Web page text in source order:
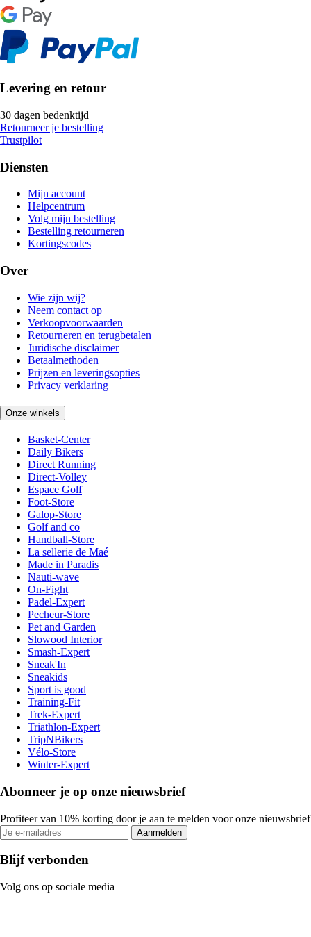
Levering en retour
30 dagen bedenktijd
Retourneer je bestelling
Trustpilot
Diensten
Mijn account
Helpcentrum
Volg mijn bestelling
Bestelling retourneren
Kortingscodes
Over
Wie zijn wij?
Neem contact op
Verkoopvoorwaarden
Retourneren en terugbetalen
Juridische disclaimer
Betaalmethoden
Prijzen en leveringsopties
Privacy verklaring
Onze winkels
Basket-Center
Daily Bikers
Direct Running
Direct-Volley
Espace Golf
Foot-Store
Galop-Store
Golf and co
Handball-Store
La sellerie de Maé
Made in Paradis
Nauti-wave
On-Fight
Padel-Expert
Pecheur-Store
Pet and Garden
Slowood Interior
Smash-Expert
Sneak'In
Sneakids
Sport is good
Training-Fit
Trek-Expert
Triathlon-Expert
TripNBikers
Vélo-Store
Winter-Expert
Abonneer je op onze nieuwsbrief
Profiteer van 10% korting door je aan te melden voor onze nieuwsbrief
Aanmelden
Blijf verbonden
Volg ons op sociale media